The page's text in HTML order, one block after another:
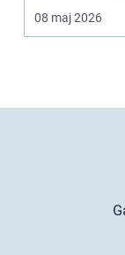
faktum. Det
08 maj 2026